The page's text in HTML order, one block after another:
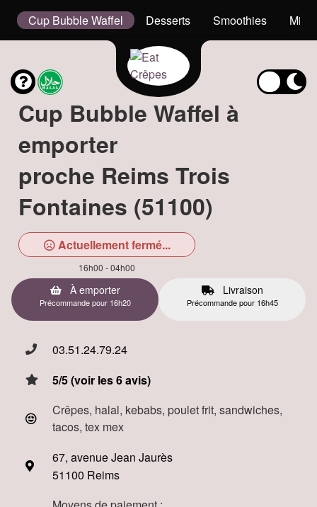
Cup Bubble Waffel Desserts Smoothies
Cup Bubble Waffel à
emporter
proche Reims Trois
Fontaines (51100)
Actuellement fermé...
16h00 - 04h00
À emporter
Précommande pour 16h20
Livraison
Précommande pour 16h45
03.51.24.79.24
5/5 (voir les 6 avis)
Crêpes, halal, kebabs, poulet frit, sandwiches,
tacos, tex mex
67, avenue Jean Jaurès
51100 Reims